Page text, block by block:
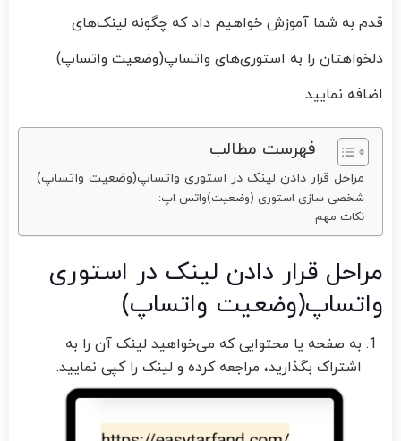
قدم به شما آموزش خواهیم داد که چگونه لینک‌های
دلخواهتان را به استوری‌های واتساپ(وضعیت واتساپ)
اضافه نمایید.
فهرست مطالب
مراحل قرار دادن لینک در استوری واتساپ(وضعیت واتساپ)
شخصی‌ سازی استوری (وضعیت)واتس اپ:
نکات مهم
مراحل قرار دادن لینک در استوری
واتساپ(وضعیت واتساپ)
به صفحه یا محتوایی که می‌خواهید لینک آن را به
اشتراک بگذارید، مراجعه کرده و لینک را کپی نمایید.